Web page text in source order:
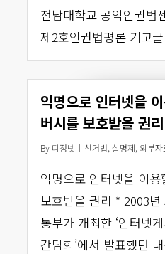
전남대학교 공익인권법
제2호인권법평론 기고글
익명으로 인터넷을
버시를 보호받을 권
By 디정넷 선거법,실명제, 외부자
익명으로 인터넷을 이
보호받을 권리 * 2003
통부가 개최한 ‘인터넷
간담회’에서 발표했던